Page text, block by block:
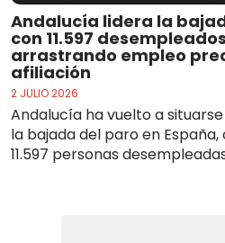
Andalucía lidera la
con 11.597
arrastrando empleo
afiliación
2 JULIO 2026
Andalucía ha vuelto a
la bajada del paro en
11.597 personas